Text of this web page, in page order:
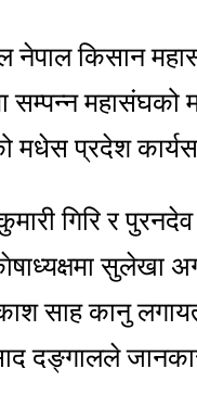
किसान
सम्पन्न
मधेस प्रदेश
गिरि र पुरनदेव
सुलेखा
साह कानु
दङ्गालले